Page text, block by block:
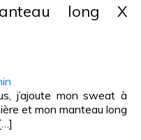
long X
j’ajoute mon sweat à
et mon manteau long